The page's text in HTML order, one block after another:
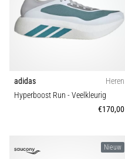
adidas
Heren
Hyperboost Run - Veelkleurig
€170,00
Nieuw